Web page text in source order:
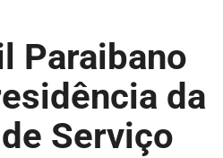
Paraibano
da
Serviço